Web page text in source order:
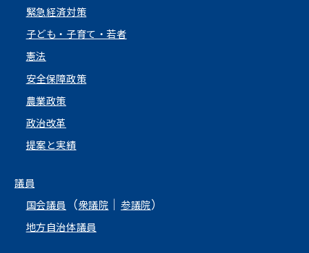
緊急経済対策
子ども・子育て・若者
憲法
安全保障政策
農業政策
政治改革
提案と実績
議員
国会議員
（衆議院 ｜参議院）
地方自治体議員